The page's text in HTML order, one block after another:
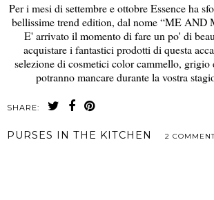
Per i mesi di settembre e ottobre Essence ha
bellissime trend edition, dal nome “ME
E' arrivato il momento di fare un po' di
acquistare i fantastici prodotti di questa
selezione di cosmetici color cammello, grigio
potranno mancare durante la vostra
SHARE:
PURSES IN THE KITCHEN 2